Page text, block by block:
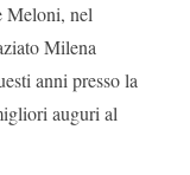
Meloni, nel
Milena
anni presso la
auguri al